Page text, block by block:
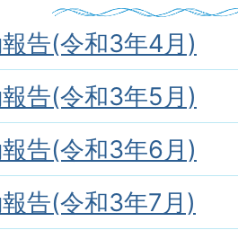
告(令和3年4月)
告(令和3年5月)
告(令和3年6月)
告(令和3年7月)